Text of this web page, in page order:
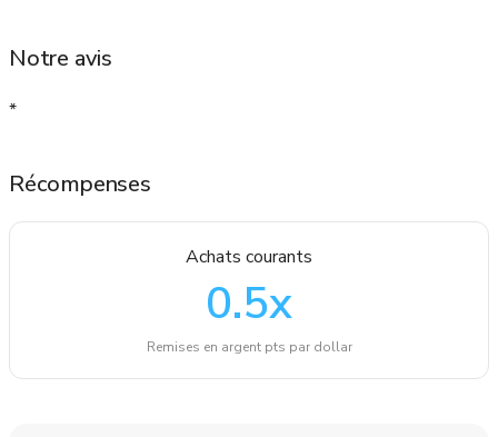
Notre avis
*
Récompenses
Achats courants
0.5x
Remises en argent pts par dollar